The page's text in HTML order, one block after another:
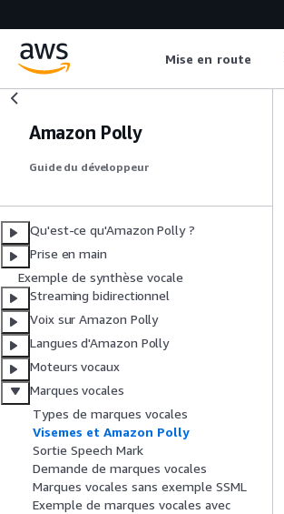
Mise en route
Amazon Polly
Guide du développeur
Qu'est-ce qu'Amazon Polly ?
Prise en main
Exemple de synthèse vocale
Streaming bidirectionnel
Voix sur Amazon Polly
Langues d'Amazon Polly
Moteurs vocaux
Marques vocales
Types de marques vocales
Visemes et Amazon Polly
Sortie Speech Mark
Demande de marques vocales
Marques vocales sans exemple SSML
Exemple de marques vocales avec